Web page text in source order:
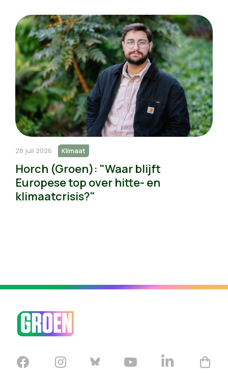
28 juli 2026 Klimaat
Horch (Groen): "Waar blijft
Europese top over hitte- en
klimaatcrisis?"